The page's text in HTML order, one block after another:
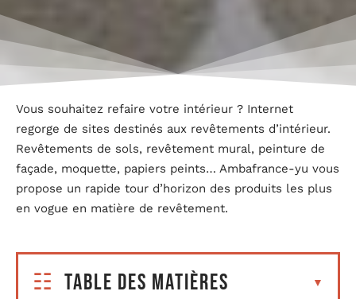
Vous souhaitez refaire votre intérieur ? Internet
regorge de sites destinés aux revêtements d’intérieur.
Revêtements de sols, revêtement mural, peinture de
façade, moquette, papiers peints… Ambafrance-yu vous
propose un rapide tour d’horizon des produits les plus
en vogue en matière de revêtement.
Table des matières